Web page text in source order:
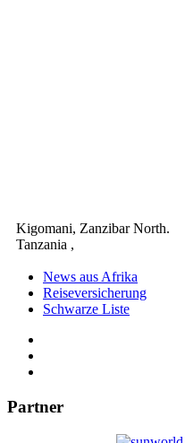
Kigomani, Zanzibar North.
Tanzania ,
News aus Afrika
Reiseversicherung
Schwarze Liste
Partner